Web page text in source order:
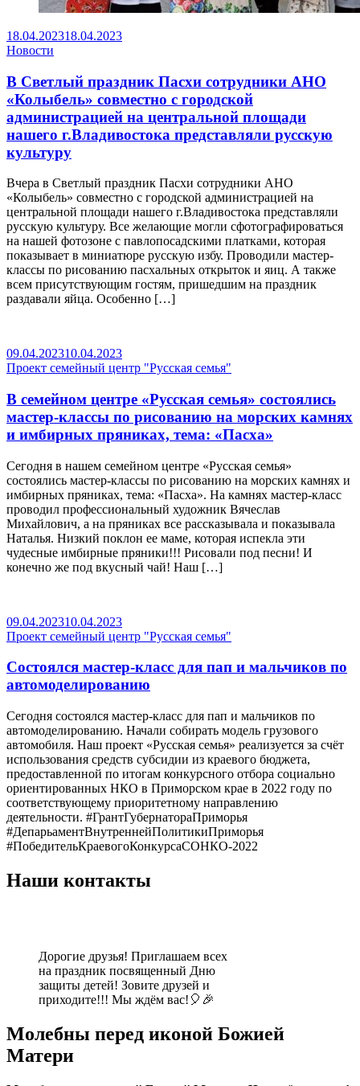
18.04.202318.04.2023
Новости
В Светлый праздник Пасхи сотрудники АНО
«Колыбель» совместно с городской
администрацией на центральной площади
нашего г.Владивостока представляли русскую
культуру
Вчера в Светлый праздник Пасхи сотрудники АНО
«Колыбель» совместно с городской администрацией на
центральной площади нашего г.Владивостока представляли
русскую культуру. Все желающие могли сфотографироваться
на нашей фотозоне с павлопосадскими платками, которая
показывает в миниатюре русскую избу. Проводили мастер-
классы по рисованию пасхальных открыток и яиц. А также
всем присутствующим гостям, пришедшим на праздник
раздавали яйца. Особенно […]
09.04.202310.04.2023
Проект семейный центр "Русская семья"
В семейном центре «Русская семья» состоялись
мастер-классы по рисованию на морских камнях
и имбирных пряниках, тема: «Пасха»
Сегодня в нашем семейном центре «Русская семья»
состоялись мастер-классы по рисованию на морских камнях и
имбирных пряниках, тема: «Пасха». На камнях мастер-класс
проводил профессиональный художник Вячеслав
Михайлович, а на пряниках все рассказывала и показывала
Наталья. Низкий поклон ее маме, которая испекла эти
чудесные имбирные пряники!!! Рисовали под песни! И
конечно же под вкусный чай! Наш […]
09.04.202310.04.2023
Проект семейный центр "Русская семья"
Состоялся мастер-класс для пап и мальчиков по
автомоделированию
Сегодня состоялся мастер-класс для пап и мальчиков по
автомоделированию. Начали собирать модель грузового
автомобиля. Наш проект «Русская семья» реализуется за счёт
использования средств субсидии из краевого бюджета,
предоставленной по итогам конкурсного отбора социально
ориентированных НКО в Приморском крае в 2022 году по
соответствующему приоритетному направлению
деятельности. #ГрантГубернатораПриморья
#ДепарьаментВнутреннейПолитикиПриморья
#ПобедительКраевогоКонкурсаСОНКО-2022
Наши контакты
Дорогие друзья! Приглашаем всех
на праздник посвященный Дню
защиты детей! Зовите друзей и
приходите!!! Мы ждём вас!🎈🎉
Молебны перед иконой Божией
Матери